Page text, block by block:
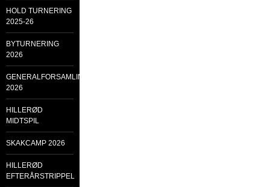
HOLD TURNERING
2025-26
BYTURNERING
2026
GENERALFORSAMLING
2026
HILLERØD
MIDTSPIL
SKAKCAMP 2026
HILLERØD
EFTERÅRSTRIPPEL